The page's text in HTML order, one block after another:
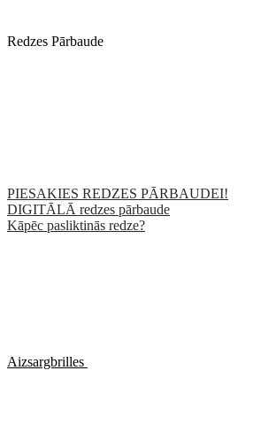
Redzes Pārbaude
PIESAKIES REDZES PĀRBAUDEI!
DIGITĀLĀ redzes pārbaude
Kāpēc pasliktinās redze?
Aizsargbrilles